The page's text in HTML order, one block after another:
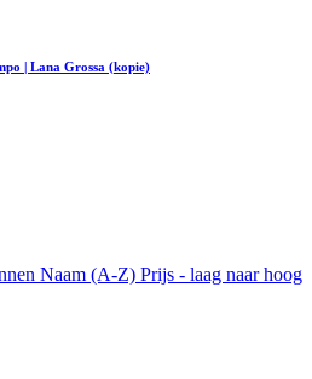
| Lana Grossa (kopie)
Naam (A-Z) Prijs - laag naar hoog